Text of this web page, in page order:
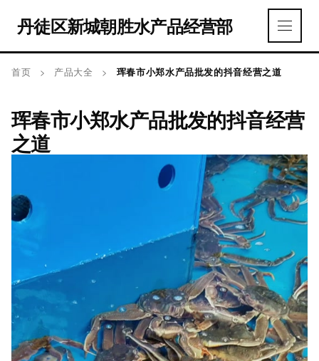
丹徒区新城朝胜水产品经营部
首页 > 产品大全 > 珲春市小郑水产品批发的抖音经营之道
珲春市小郑水产品批发的抖音经营
之道